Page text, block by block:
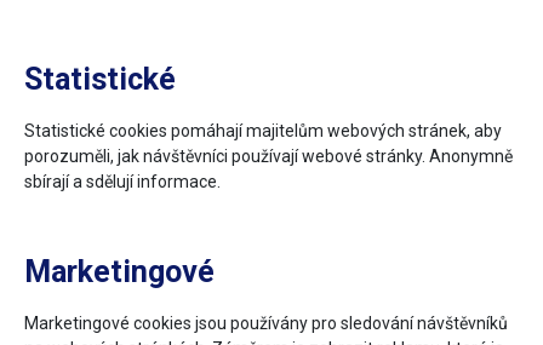
Statistické
Statistické cookies pomáhají majitelům webových stránek, aby
porozuměli, jak návštěvníci používají webové stránky. Anonymně
sbírají a sdělují informace.
Marketingové
Marketingové cookies jsou používány pro sledování návštěvníků